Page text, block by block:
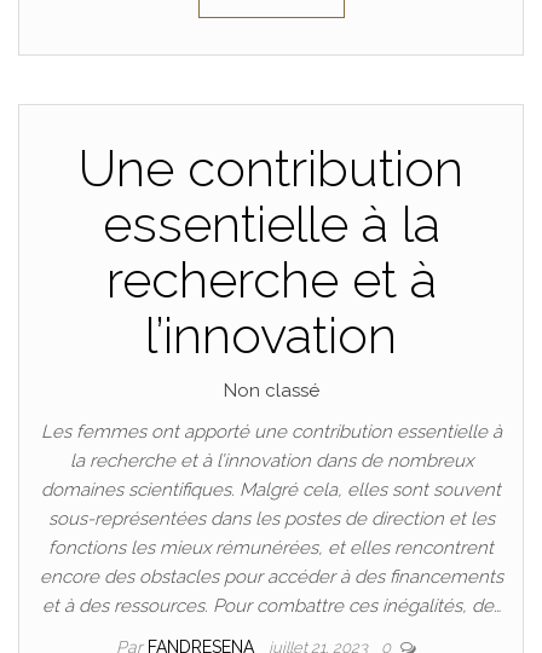
Une contribution
essentielle à la
recherche et à
l’innovation
Non classé
Les femmes ont apporté une contribution essentielle à
la recherche et à l’innovation dans de nombreux
domaines scientifiques. Malgré cela, elles sont souvent
sous-représentées dans les postes de direction et les
fonctions les mieux rémunérées, et elles rencontrent
encore des obstacles pour accéder à des financements
et à des ressources. Pour combattre ces inégalités, de…
Par FANDRESENA juillet 21, 2023 0